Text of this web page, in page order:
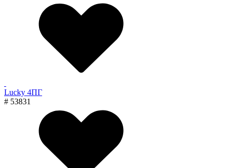
Lucky 4ПГ
# 53831